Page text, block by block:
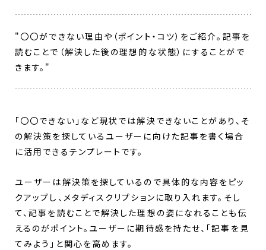
"〇〇ができない理由や（ポイント・コツ）をご紹介。記事を
読むことで（解決した後の理想的な状態）にすることがで
きます。"
「〇〇できない」など現状では解決できないことがあり、そ
の解決策を探しているユーザーに向けた記事を書く場合
に活用できるテンプレートです。
ユーザーは解決策を探しているので具体的な内容をピッ
クアップし、メタディスクリプションに取り入れます。そし
て、記事を読むことで解決した理想の姿になれることも伝
えるのがポイント。ユーザーに期待感を持たせ、「記事を見
てみよう」と関心を高めます。